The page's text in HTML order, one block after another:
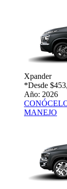
Xpander
*Desde
Año: 2026
MANEJO